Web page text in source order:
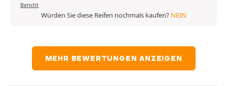
Bericht
Würden Sie diese Reifen nochmals kaufen? NEIN
MEHR BEWERTUNGEN ANZEIGEN